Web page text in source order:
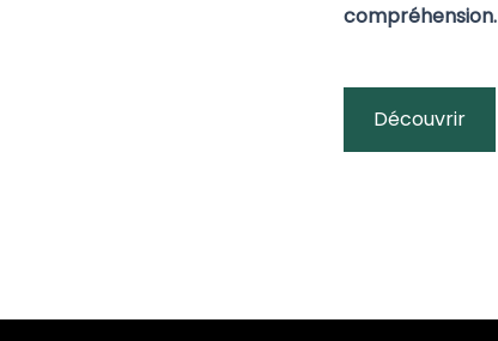
compréhension.
Découvrir